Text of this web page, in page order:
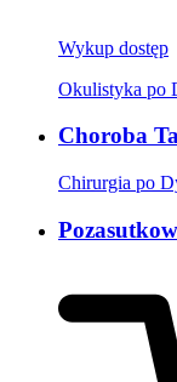
Wykup dostęp
Okulistyka po
Choroba
Chirurgia po